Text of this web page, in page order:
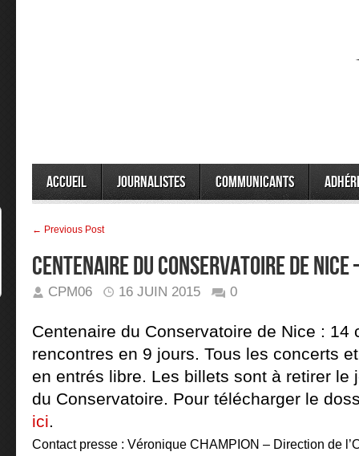
Accueil Journalistes Communicants
← Previous Post
CENTENAIRE DU CONSERVATOIRE DE
CPM06 16 JUIN 2015 0
Centenaire du Conservatoire de Nice : 14
rencontres en 9 jours. Tous les concerts
en entrés libre. Les billets sont à retirer le
du Conservatoire. Pour télécharger le
ici.
Contact presse : Véronique CHAMPION – Direction de